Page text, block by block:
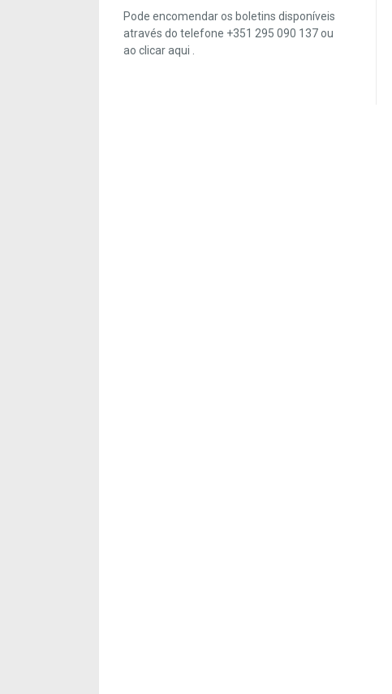
Pode encomendar os boletins disponíveis
através do telefone +351 295 090 137 ou
ao clicaraqui